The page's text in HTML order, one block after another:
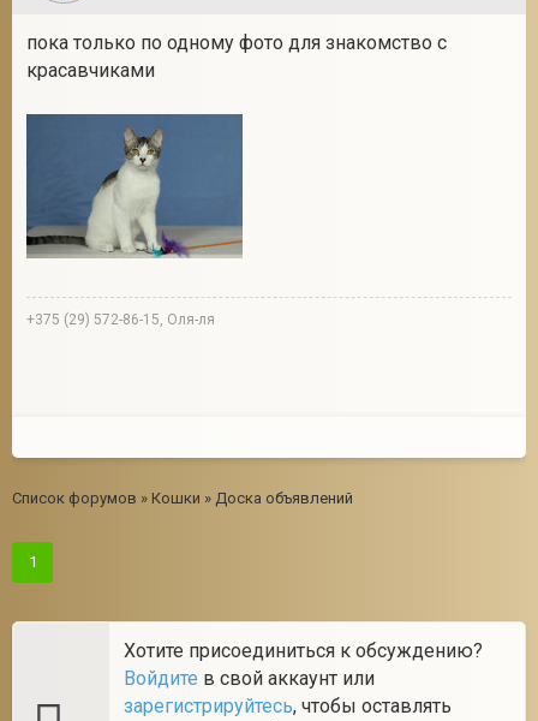
пока только по одному фото для знакомство с
красавчиками
+375 (29) 572-86-15, Оля-ля
Список форумов » Кошки » Доска объявлений
1
Хотите присоединиться к обсуждению?
Войдите в свой аккаунт или
зарегистрируйтесь, чтобы оставлять